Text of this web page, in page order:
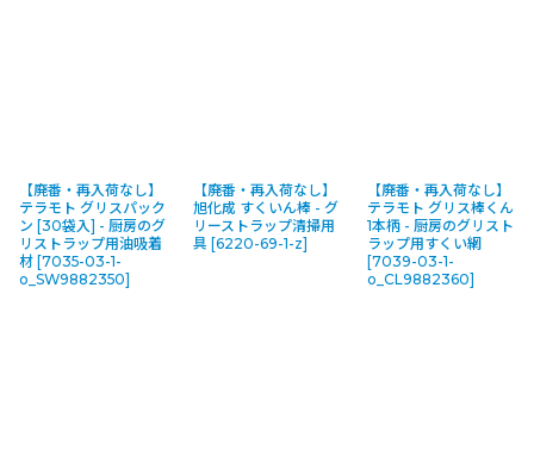
【廃番・再入荷なし】
テラモト グリスパック
ン [30袋入] - 厨房のグ
リストラップ用油吸着
材 [7035-03-1-
o_SW9882350]
【廃番・再入荷なし】
旭化成 すくいん棒 - グ
リーストラップ清掃用
具 [6220-69-1-z]
【廃番・再入荷なし】
テラモト グリス棒くん
1本柄 - 厨房のグリスト
ラップ用すくい網
[7039-03-1-
o_CL9882360]